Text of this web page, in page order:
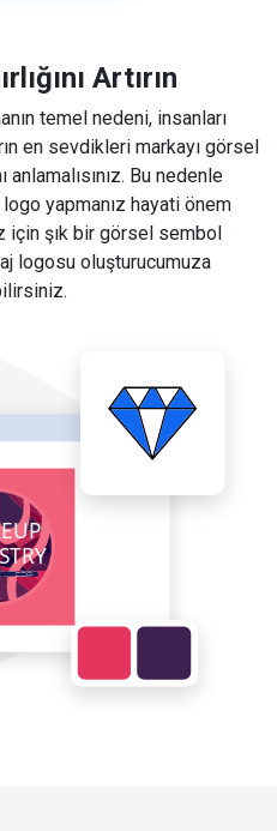
Artırın
temel nedeni, insanları
en sevdikleri markayı görsel
anlamalısınız. Bu nedenle
yapmanız hayati önem
için şık bir görsel sembol
logosu oluşturucumuza